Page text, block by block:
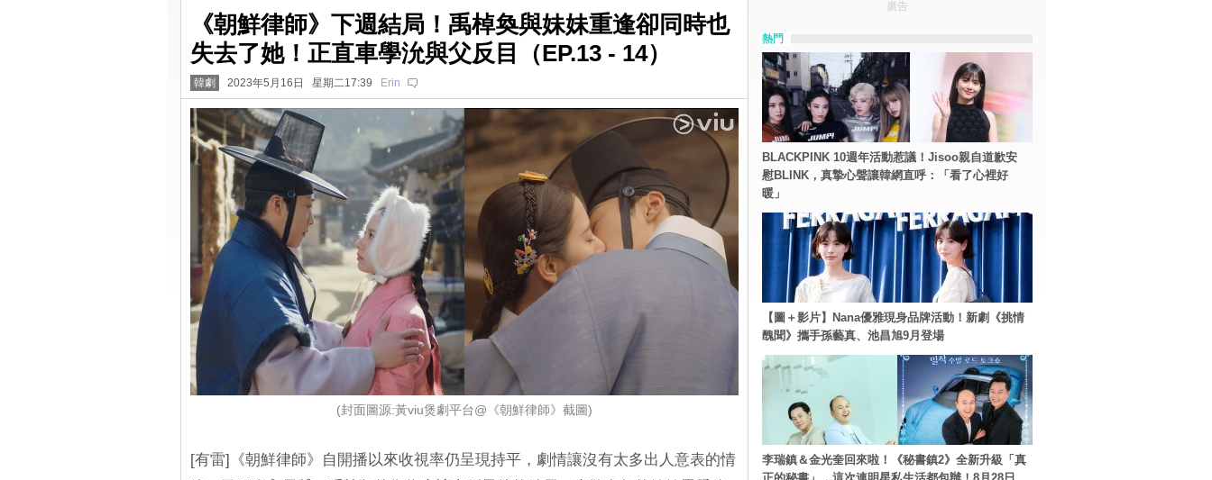
《朝鮮律師》下週結局！禹棹奐與妹妹重逢卻同時也
失去了她！正直車學沇與父反目（EP.13 - 14）
韓劇 2023年5月16日 星期二17:39 Erin
(封面圖源:黃viu煲劇平台@《朝鮮律師》截圖)
[有雷]《朝鮮律師》自開播以來收視率仍呈現持平，劇情讓沒有太多出人意表的情
廣告
熱門
BLACKPINK 10週年活動惹議！Jisoo親自道歉安
慰BLINK，真摯心聲讓韓網直呼：「看了心裡好
暖」
【圖＋影片】Nana優雅現身品牌活動！新劇《挑情
醜聞》攜手孫藝真、池昌旭9月登場
李瑞鎮＆金光奎回來啦！《秘書鎮2》全新升級「真
正的秘書」，這次連明星私生活都包辦！8月28日